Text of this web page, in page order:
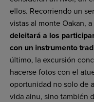
ellos. Recorriendo un
vistas al monte Oakan,
deleitará a los
con un instrumento
último, la excursión
hacerse fotos con el
oportunidad no solo de
vida ainu, sino también